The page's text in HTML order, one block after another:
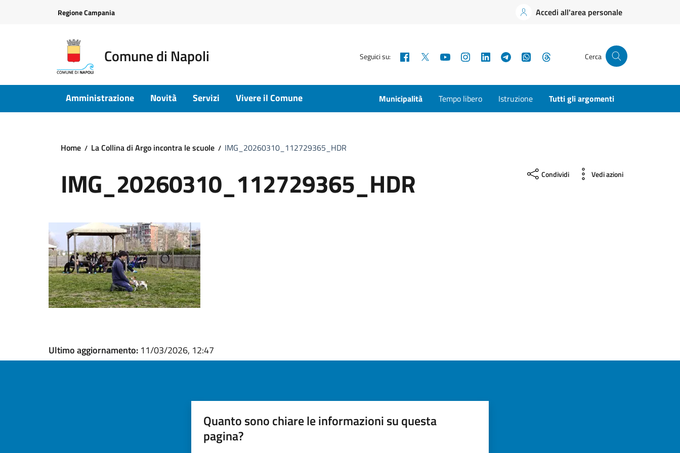
Regione Campania Accedi all'area personale
Comune di Napoli Seguici su: Facebook YouTubeInstagramLinkedInTelegramWhatsApp Cerca
Amministrazione Novità Servizi Vivere il Comune Municipalità Tempo libero Istruzione Tutti gli argomenti
Home La Collina di Argo incontra le scuole IMG_20260310_112729365_HDR
IMG_20260310_112729365_HDR Condividi Vedi azioni
Ultimo aggiornamento: 11/03/2026, 12:47
Quanto sono chiare le informazioni su questa
pagina?